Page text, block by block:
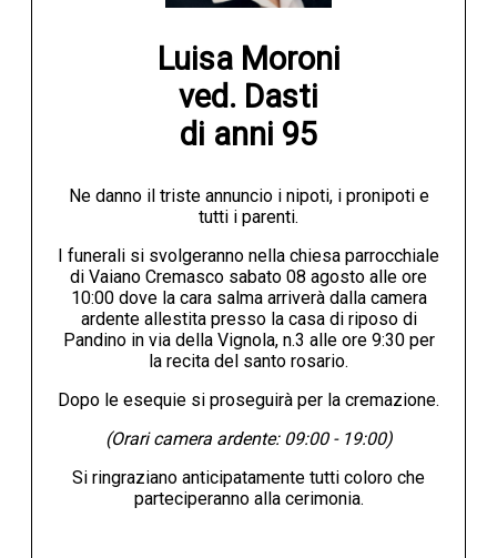
Luisa Moroni
ved. Dasti
di anni 95
Ne danno il triste annuncio i nipoti, i pronipoti e
tutti i parenti.
I funerali si svolgeranno nella chiesa parrocchiale
di Vaiano Cremasco sabato 08 agosto alle ore
10:00 dove la cara salma arriverà dalla camera
ardente allestita presso la casa di riposo di
Pandino in via della Vignola, n.3 alle ore 9:30 per
la recita del santo rosario.
Dopo le esequie si proseguirà per la cremazione.
(Orari camera ardente: 09:00 - 19:00)
Si ringraziano anticipatamente tutti coloro che
parteciperanno alla cerimonia.